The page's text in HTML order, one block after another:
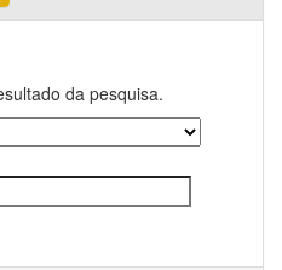
da pesquisa.